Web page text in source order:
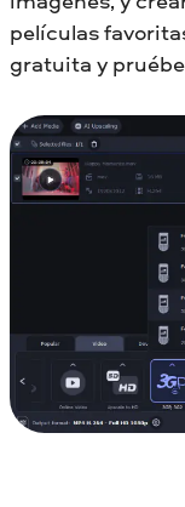
películas
gratuita y